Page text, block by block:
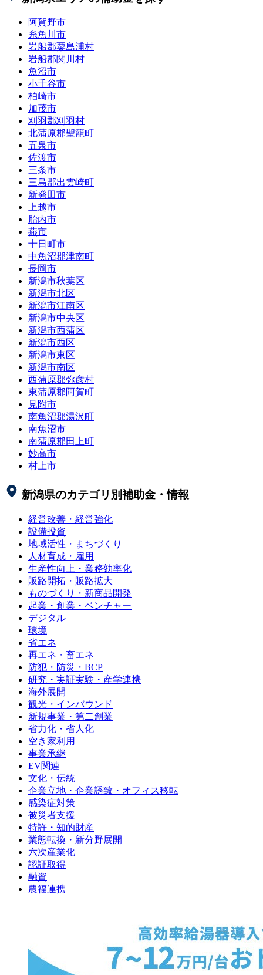
阿賀野市
糸魚川市
岩船郡粟島浦村
岩船郡関川村
魚沼市
小千谷市
柏崎市
加茂市
刈羽郡刈羽村
北蒲原郡聖籠町
五泉市
佐渡市
三条市
三島郡出雲崎町
新発田市
上越市
胎内市
燕市
十日町市
中魚沼郡津南町
長岡市
新潟市秋葉区
新潟市北区
新潟市江南区
新潟市中央区
新潟市西蒲区
新潟市西区
新潟市東区
新潟市南区
西蒲原郡弥彦村
東蒲原郡阿賀町
見附市
南魚沼郡湯沢町
南魚沼市
南蒲原郡田上町
妙高市
村上市
新潟県のカテゴリ別補助金・情報
経営改善・経営強化
設備投資
地域活性・まちづくり
人材育成・雇用
生産性向上・業務効率化
販路開拓・販路拡大
ものづくり・新商品開発
起業・創業・ベンチャー
デジタル
環境
省エネ
再エネ・畜エネ
防犯・防災・BCP
研究・実証実験・産学連携
海外展開
観光・インバウンド
新規事業・第二創業
省力化・省人化
空き家利用
事業承継
EV関連
文化・伝統
企業立地・企業誘致・オフィス移転
感染症対策
被災者支援
特許・知的財産
業態転換・新分野展開
六次産業化
認証取得
融資
農福連携